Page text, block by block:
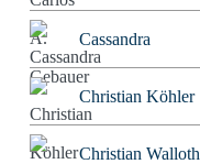
Cassandra
Christian Köhler
Christian Walloth